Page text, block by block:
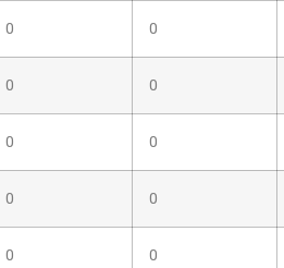
0 0
0 0
0 0
0 0
0 0